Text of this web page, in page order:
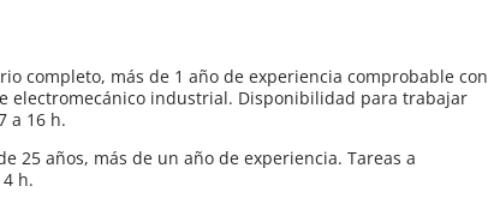
completo, más de 1 año de experiencia comprobable con
electromecánico industrial. Disponibilidad para trabajar
a 16 h.
25 años, más de un año de experiencia. Tareas a
h.